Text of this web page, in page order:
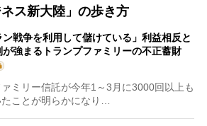
ス新大陸」の歩き方
ン戦争を利用して儲けている」利益相反と
が強まるトランプファミリーの不正蓄財
ミリー信託が今年1～3月に3000回以上も
ことが明らかになり…